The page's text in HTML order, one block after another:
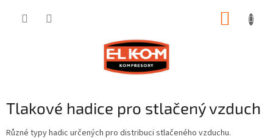
Tlakové hadice pro stlačený vzduch
Různé typy hadic určených pro distribuci stlačeného vzduchu.